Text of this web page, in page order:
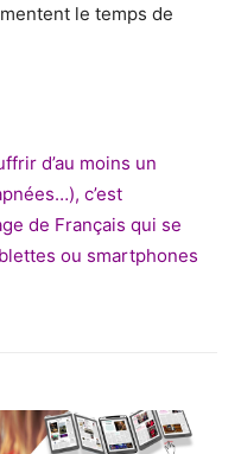
le temps de
d’au moins un
c’est
de Français qui se
ou smartphones